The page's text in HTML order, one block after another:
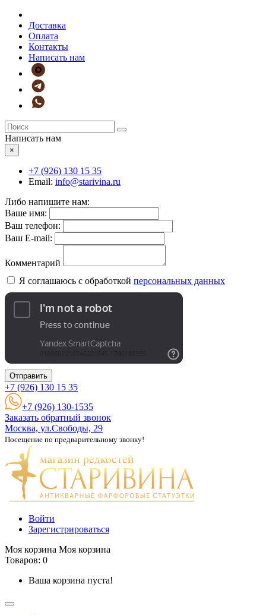
Доставка
Оплата
Контакты
Написать нам
Написать нам
×
+7 (926) 130 15 35
Email: info@starivina.ru
Либо напишите нам:
Ваше имя:
Ваш телефон:
Ваш E-mail:
Комментарий
Я соглашаюсь с обработкой персональных данных
Отправить
+7 (926) 130 15 35
+7 (926) 130-1535
Заказать обратный звонок
Москва, ул.Свободы, 29
Посещение по предварительному звонку!
Войти
Зарегистрироваться
Моя корзина Моя корзина
Товаров: 0
Ваша корзина пуста!